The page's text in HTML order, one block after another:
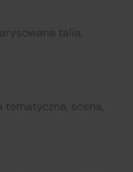
talia,
tematyczna, scena,